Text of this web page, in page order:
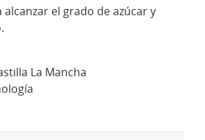
el grado de azúcar y
La Mancha